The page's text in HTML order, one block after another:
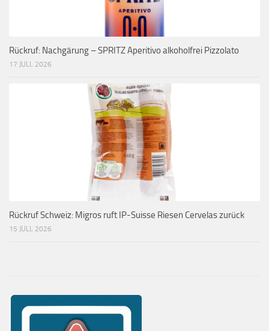
Rückruf: Nachgärung – SPRITZ Aperitivo alkoholfrei Pizzolato
17 JULI, 2026
Rückruf Schweiz: Migros ruft IP-Suisse Riesen Cervelas zurück
15 JULI, 2026